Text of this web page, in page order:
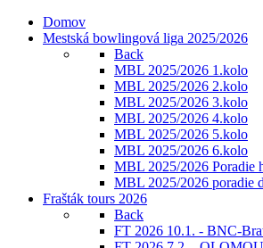
Domov
Mestská bowlingová liga 2025/2026
Back
MBL 2025/2026 1.kolo
MBL 2025/2026 2.kolo
MBL 2025/2026 3.kolo
MBL 2025/2026 4.kolo
MBL 2025/2026 5.kolo
MBL 2025/2026 6.kolo
MBL 2025/2026 Poradie
MBL 2025/2026 poradie
Frašták tours 2026
Back
FT 2026 10.1. - BNC-